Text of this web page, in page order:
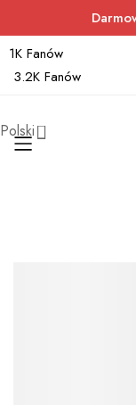
1K Fanów
3.2K Fanów
Polski